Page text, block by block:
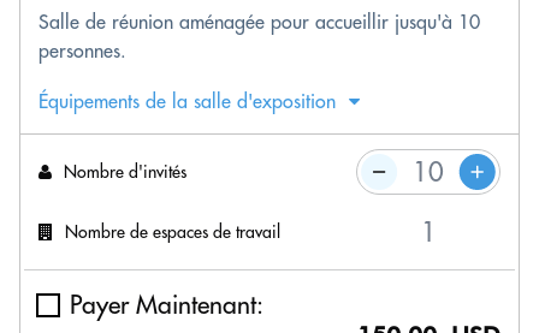
Salle de réunion aménagée pour accueillir jusqu'à 10
personnes.
Équipements de la salle d'exposition
Nombre d'invités
Nombre de espaces de travail
Payer Maintenant: